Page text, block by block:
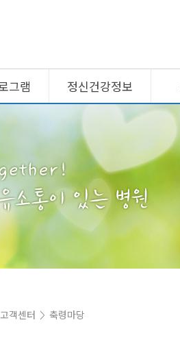
그램 정신건강정보
고객센터 > 축령마당